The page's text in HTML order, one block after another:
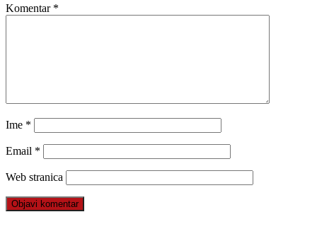
Komentar *
Ime *
Email *
Web stranica